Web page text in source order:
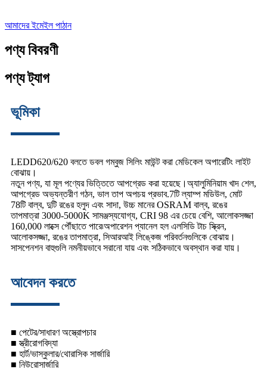
আমাদের ইমেইল পাঠান
পণ্য বিবরণী
পণ্য ট্যাগ
ভূমিকা
LEDD620/620 বলতে ডবল গম্বুজ সিলিং মাউন্ট করা মেডিকেল অপারেটিং লাইট
বোঝায়।
নতুন পণ্য, যা মূল পণ্যের ভিত্তিতে আপগ্রেড করা হয়েছে।অ্যালুমিনিয়াম খাদ শেল,
আপগ্রেড অভ্যন্তরীণ গঠন, ভাল তাপ অপচয় প্রভাব.7টি ল্যাম্প মডিউল, মোট
78টি বাল্ব, দুটি রঙের হলুদ এবং সাদা, উচ্চ মানের OSRAM বাল্ব, রঙের
তাপমাত্রা 3000-5000K সামঞ্জস্যযোগ্য, CRI 98 এর চেয়ে বেশি, আলোকসজ্জা
160,000 লাক্সে পৌঁছাতে পারে৷অপারেশন প্যানেল হল এলসিডি টাচ স্ক্রিন,
আলোকসজ্জা, রঙের তাপমাত্রা, সিআরআই লিঙ্কেজ পরিবর্তনগুলিকে বোঝায়।
সাসপেনশন বাহুগুলি নমনীয়ভাবে সরানো যায় এবং সঠিকভাবে অবস্থান করা যায়।
আবেদন করতে
■ পেটের/সাধারণ অস্ত্রোপচার
■ স্ত্রীরোগবিদ্যা
■ হার্ট/ভাস্কুলার/থোরাসিক সার্জারি
■ নিউরোসার্জারি